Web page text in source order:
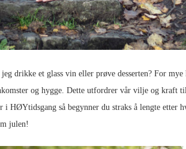
drikke et glass vin eller prøve desserten? For mye
og hygge. Dette utfordrer vår vilje og kraft
HØYtidsgang så begynner du straks å lengte etter
julen!